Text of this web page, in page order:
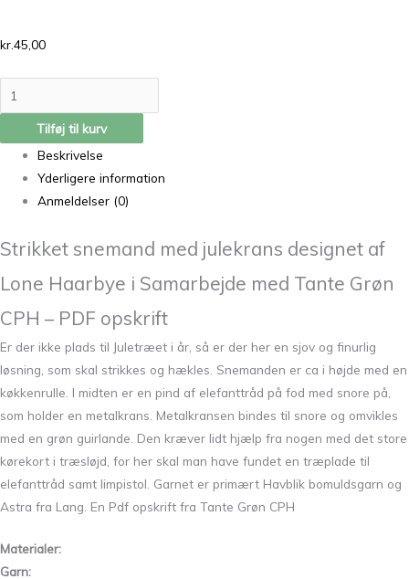
kr.45,00
Tilføj til kurv
Beskrivelse
Yderligere information
Anmeldelser (0)
Strikket snemand med julekrans designet af
Lone Haarbye i Samarbejde med Tante Grøn
CPH – PDF opskrift
Er der ikke plads til Juletræet i år, så er der her en sjov og finurlig
løsning, som skal strikkes og hækles. Snemanden er ca i højde med en
køkkenrulle. I midten er en pind af elefanttråd på fod med snore på,
som holder en metalkrans. Metalkransen bindes til snore og omvikles
med en grøn guirlande. Den kræver lidt hjælp fra nogen med det store
kørekort i træsløjd, for her skal man have fundet en træplade til
elefanttråd samt limpistol. Garnet er primært Havblik bomuldsgarn og
Astra fra Lang. En Pdf opskrift fra Tante Grøn CPH
Materialer:
Garn: